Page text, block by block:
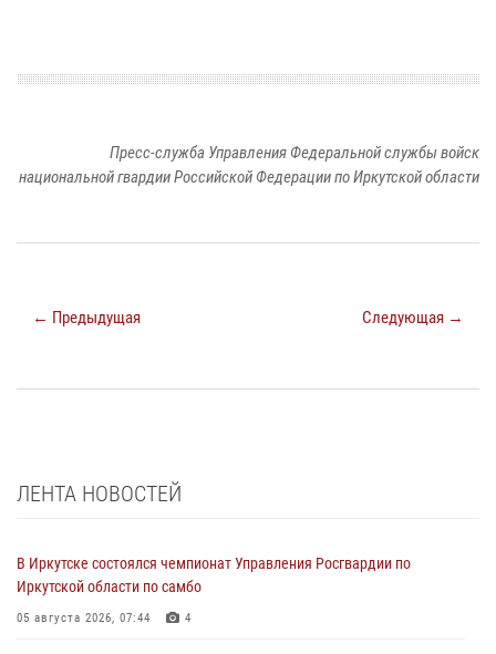
Пресс-служба Управления Федеральной службы войск
национальной гвардии Российской Федерации по Иркутской области
← Предыдущая Следующая →
ЛЕНТА НОВОСТЕЙ
В Иркутске состоялся чемпионат Управления Росгвардии по
Иркутской области по самбо
05 августа 2026, 07:44 4